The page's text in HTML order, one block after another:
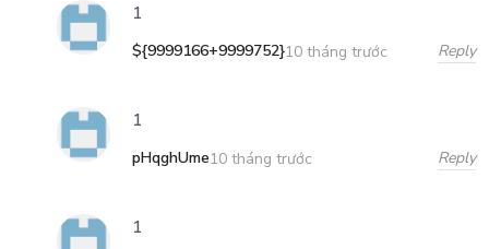
1
${9999166+9999752}10 tháng trước Reply
1
pHqghUme10 tháng trước Reply
1